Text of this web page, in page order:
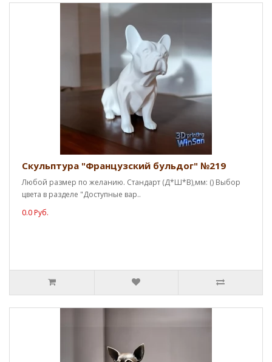
Скульптура "Французский бульдог" №219
Любой размер по желанию. Стандарт (Д*Ш*В),мм: () Выбор
цвета в разделе "Доступные вар..
0.0 Руб.